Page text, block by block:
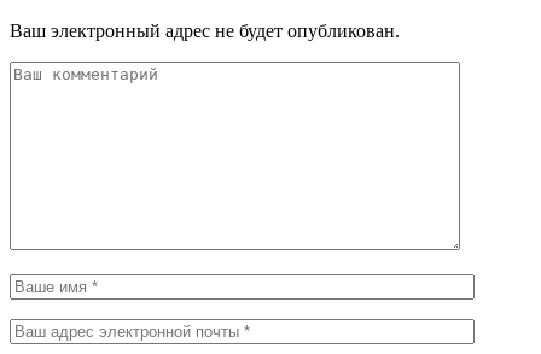
Ваш электронный адрес не будет опубликован.